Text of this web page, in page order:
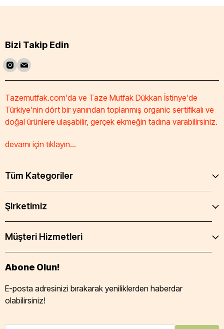
Bizi Takip Edin
Tazemutfak.com'da ve Taze Mutfak Dükkan İstinye'de
Türkiye'nin dört bir yanından toplanmış organic sertifikalı ve
doğal ürünlere ulaşabilir, gerçek ekmeğin tadına varabilirsiniz.
devamı için tıklayın...
Tüm Kategoriler
Şirketimiz
Müşteri Hizmetleri
Abone Olun!
E-posta adresinizi bırakarak yeniliklerden haberdar
olabilirsiniz!